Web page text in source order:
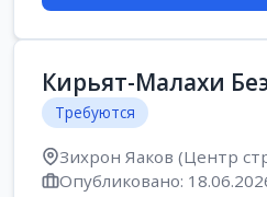
Кирьят-Малахи
Требуются
Зихрон Яаков (Центр
Опубликовано: